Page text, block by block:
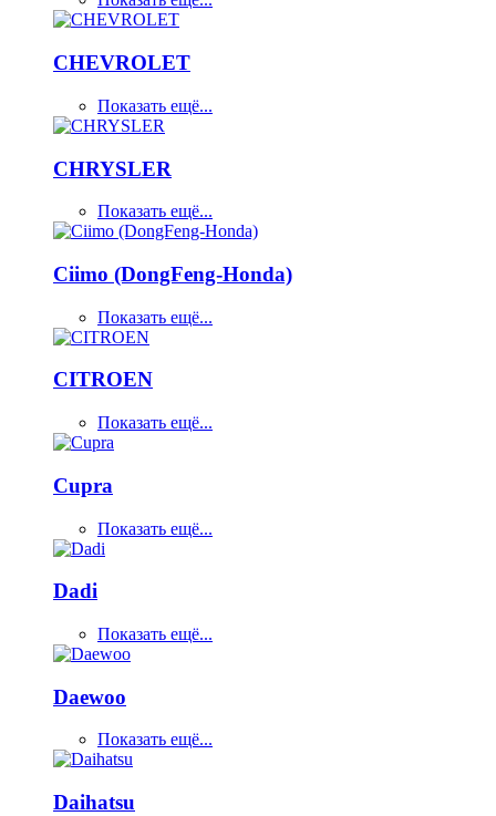
CHEVROLET
Показать ещё...
CHRYSLER
Показать ещё...
Ciimo (DongFeng-Honda)
Показать ещё...
CITROEN
Показать ещё...
Cupra
Показать ещё...
Dadi
Показать ещё...
Daewoo
Показать ещё...
Daihatsu